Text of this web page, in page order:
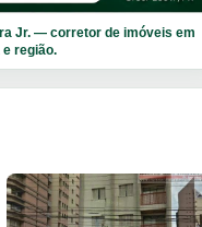
Jr. — corretor de imóveis em
região.